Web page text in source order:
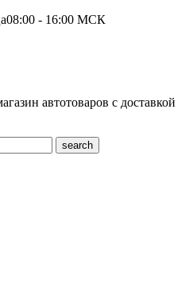
08:00 - 16:00 МСК
автотоваров с доставкой